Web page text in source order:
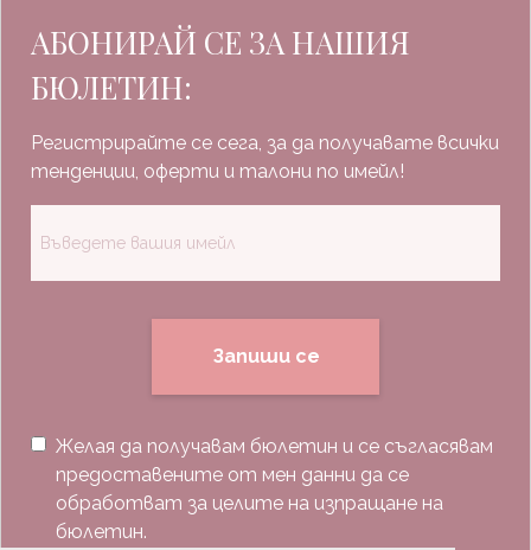
АБОНИРАЙ СЕ ЗА НАШИЯ
БЮЛЕТИН:
Регистрирайте се сега, за да получавате всички
тенденции, оферти и талони по имейл!
Запиши се
Желая да получавам бюлетин и се съгласявам
предоставените от мен данни да се
обработват за целите на изпращане на
бюлетин.